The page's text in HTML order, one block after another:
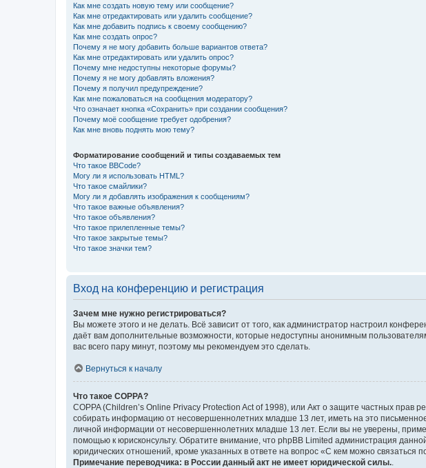
Как мне создать новую тему или сообщение?
Как мне отредактировать или удалить сообщение?
Как мне добавить подпись к своему сообщению?
Как мне создать опрос?
Почему я не могу добавить больше вариантов ответа?
Как мне отредактировать или удалить опрос?
Почему мне недоступны некоторые форумы?
Почему я не могу добавлять вложения?
Почему я получил предупреждение?
Как мне пожаловаться на сообщения модератору?
Что означает кнопка «Сохранить» при создании сообщения?
Почему моё сообщение требует одобрения?
Как мне вновь поднять мою тему?
Форматирование сообщений и типы создаваемых тем
Что такое BBCode?
Могу ли я использовать HTML?
Что такое смайлики?
Могу ли я добавлять изображения к сообщениям?
Что такое важные объявления?
Что такое объявления?
Что такое прилепленные темы?
Что такое закрытые темы?
Что такое значки тем?
Вход на конференцию и регистрация
Зачем мне нужно регистрироваться?
Вы можете этого и не делать. Всё зависит от того, как администратор настроил
даёт вам дополнительные возможности, которые недоступны анонимным
вас всего пару минут, поэтому мы рекомендуем это сделать.
Вернуться к началу
Что такое COPPA?
COPPA (Children’s Online Privacy Protection Act of 1998), или Акт о защите частных
собирать информацию от несовершеннолетних младше 13 лет, иметь на это
личной информации от несовершеннолетних младше 13 лет. Если вы не уверены,
помощью к юрисконсульту. Обратите внимание, что phpBB Limited администрация
юридических отношений, кроме указанных в ответе на вопрос «С кем можно связаться
Примечание переводчика: в России данный акт не имеет юридической силы.